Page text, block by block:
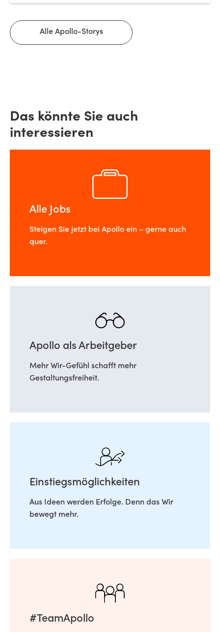
Alle Apollo-Storys
Das könnte Sie auch
interessieren
Alle Jobs
Steigen Sie jetzt bei Apollo ein – gerne auch
quer.
Apollo als Arbeitgeber
Mehr Wir-Gefühl schafft mehr
Gestaltungsfreiheit.
Einstiegsmöglichkeiten
Aus Ideen werden Erfolge. Denn das Wir
bewegt mehr.
#TeamApollo